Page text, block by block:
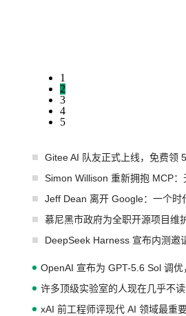
1
2
3
4
5
Gitee AI 队友正式上线，免费领
Simon Willison 重新拥抱 MCP
Jeff Dean 离开 Google：一个时
慕尼黑市政府为全职开源项目维
DeepSeek Harness 宣布内测邀
OpenAI 宣布为 GPT-5.6 Sol 调
许多顶级实验室的人现在几乎不
xAI 前工程师评现代 AI 领域最重